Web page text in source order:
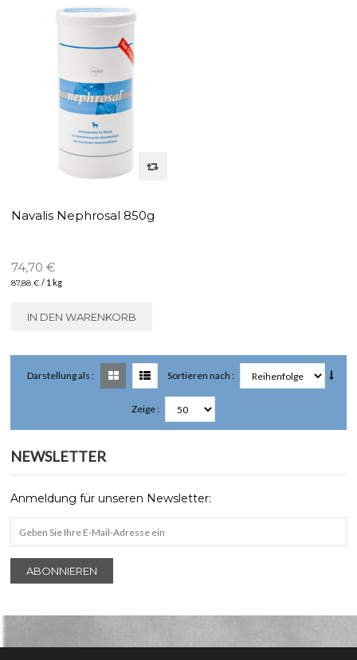
Navalis Nephrosal 850g
74,70 €
87,88 € / 1 kg
IN DEN WARENKORB
Darstellung als : Sortieren nach :
Zeige :
NEWSLETTER
Anmeldung für unseren Newsletter:
ABONNIEREN